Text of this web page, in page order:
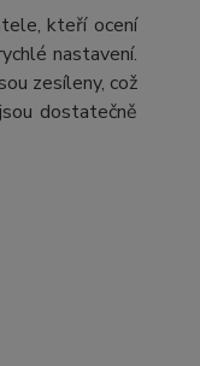
kteří ocení
nastavení.
zesíleny, což
dostatečně